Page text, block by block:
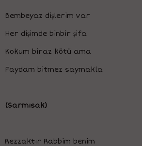
Bembeyaz dişlerim var
Her dişimde binbir şifa
Kokum biraz kötü ama
Faydam bitmez saymakla
(Sarmısak)
Rezzaktır Rabbim benim